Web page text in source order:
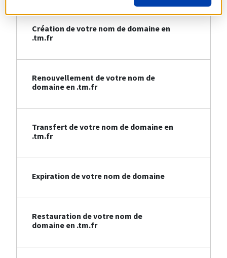
Création de votre nom de domaine en
.tm.fr
Renouvellement de votre nom de
domaine en .tm.fr
Transfert de votre nom de domaine en
.tm.fr
Expiration de votre nom de domaine
Restauration de votre nom de
domaine en .tm.fr